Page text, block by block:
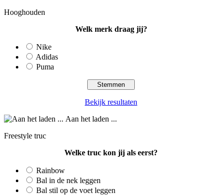
Hooghouden
Welk merk draag jij?
Nike
Adidas
Puma
Bekijk resultaten
Aan het laden ...
Freestyle truc
Welke truc kon jij als eerst?
Rainbow
Bal in de nek leggen
Bal stil op de voet leggen